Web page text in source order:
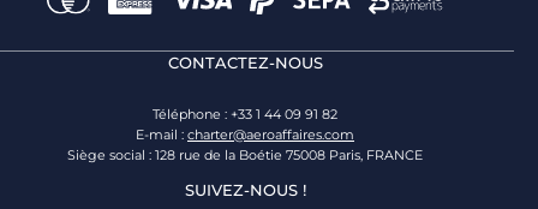
CONTACTEZ-NOUS
Téléphone : +33 1 44 09 91 82
E-mail : charter@aeroaffaires.com
Siège social : 128 rue de la Boétie 75008 Paris, FRANCE
SUIVEZ-NOUS !